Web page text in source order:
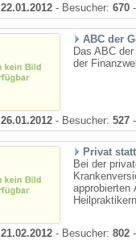
22.01.2012 - Besucher: 670
ABC der
Das ABC
der
26.01.2012 - Besucher: 527
Privat
Bei der
approbierten
21.02.2012 - Besucher: 802